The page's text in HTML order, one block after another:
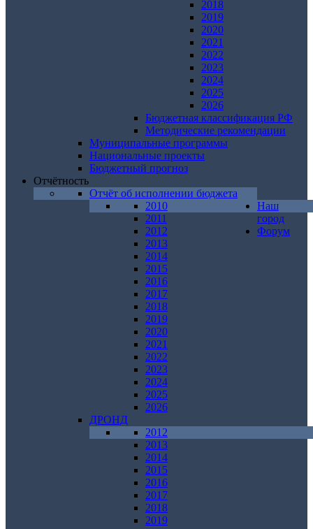
2018
2019
2020
2021
2022
2023
2024
2025
2026
Бюджетная классификация РФ
Методические рекомендации
Муниципальные программы
Национальные проекты
Бюджетный прогноз
Отчётность
Отчёт об исполнении бюджета
2010
2011
2012
2013
2014
2015
2016
2017
2018
2019
2020
2021
2022
2023
2024
2025
2026
ДРОНД
2012
2013
2014
2015
2016
2017
2018
2019
Наш
город
Форум